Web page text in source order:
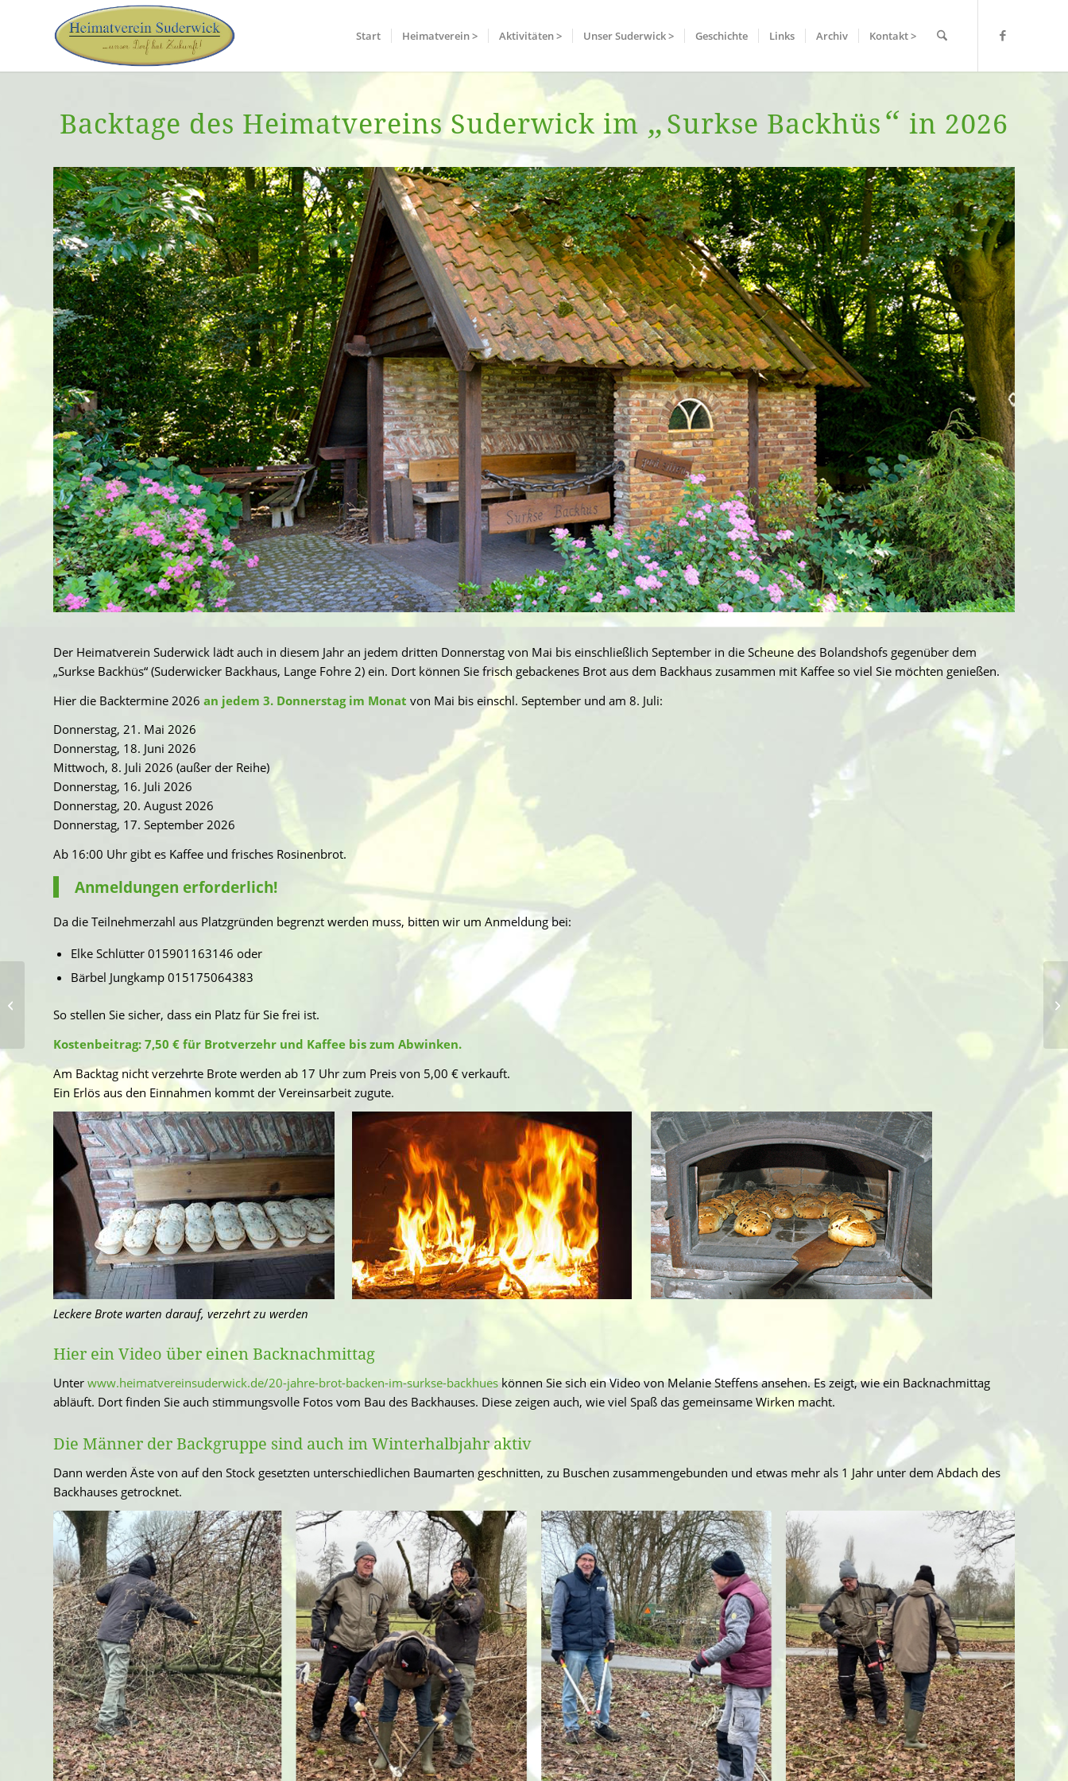
Start Heimatverein > Aktivitäten > Unser Suderwick > Geschichte Links Archiv Kontakt >
Backtage des Heimatvereins Suderwick im „ Surkse Backhüs “ in 2026
Der Heimatverein Suderwick lädt auch in diesem Jahr an jedem dritten Donnerstag von Mai bis einschließlich September in die Scheune des Bolandshofs gegenüber dem
„Surkse Backhüs“ (Suderwicker Backhaus, Lange Fohre 2) ein. Dort können Sie frisch gebackenes Brot aus dem Backhaus zusammen mit Kaffee so viel Sie möchten genießen.
Hier die Backtermine 2026 an jedem 3. Donnerstag im Monat von Mai bis einschl. September und am 8. Juli:
Donnerstag, 21. Mai 2026
Donnerstag, 18. Juni 2026
Mittwoch, 8. Juli 2026 (außer der Reihe)
Donnerstag, 16. Juli 2026
Donnerstag, 20. August 2026
Donnerstag, 17. September 2026
Ab 16:00 Uhr gibt es Kaffee und frisches Rosinenbrot.
Anmeldungen erforderlich!
Da die Teilnehmerzahl aus Platzgründen begrenzt werden muss, bitten wir um Anmeldung bei:
Elke Schlütter 015901163146 oder
Bärbel Jungkamp 015175064383
So stellen Sie sicher, dass ein Platz für Sie frei ist.
Kostenbeitrag: 7,50 € für Brotverzehr und Kaffee bis zum Abwinken.
Am Backtag nicht verzehrte Brote werden ab 17 Uhr zum Preis von 5,00 € verkauft.
Ein Erlös aus den Einnahmen kommt der Vereinsarbeit zugute.
Leckere Brote warten darauf, verzehrt zu werden
Hier ein Video über einen Backnachmittag
Unter www.heimatvereinsuderwick.de/20-jahre-brot-backen-im-surkse-backhues können Sie sich ein Video von Melanie Steffens ansehen. Es zeigt, wie ein Backnachmittag
abläuft. Dort finden Sie auch stimmungsvolle Fotos vom Bau des Backhauses. Diese zeigen auch, wie viel Spaß das gemeinsame Wirken macht.
Die Männer der Backgruppe sind auch im Winterhalbjahr aktiv
Dann werden Äste von auf den Stock gesetzten unterschiedlichen Baumarten geschnitten, zu Buschen zusammengebunden und etwas mehr als 1 Jahr unter dem Abdach des
Backhauses getrocknet.
Der Heimatverein
Fahrradtouren in 2026